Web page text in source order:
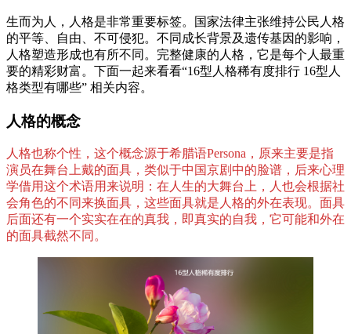
生而为人，人格是非常重要标签。国家法律主张维持公民人格
的平等、自由、不可侵犯。不同成长背景及遗传基因的影响，
人格塑造形成也有所不同。完整健康的人格，它是每个人最重
要的精彩财富。下面一起来看看“16型人格稀有度排行 16型人
格类型有哪些” 相关内容。
人格的概念
人格也称个性，这个概念源于希腊语Persona，原来主要是指
演员在舞台上戴的面具，类似于中国京剧中的脸谱，后来心理
学借用这个术语用来说明：在人生的大舞台上，人也会根据社
会角色的不同来换面具，这些面具就是人格的外在表现。面具
后面还有一个实实在在的真我，即真实的自我，它可能和外在
的面具截然不同。